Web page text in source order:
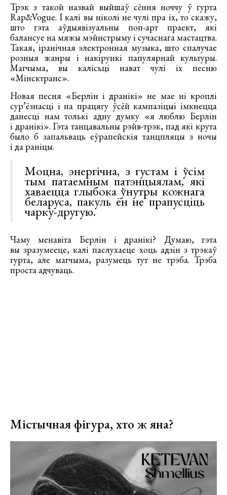
Трэк з такой назвай выйшаў сёння ноччу ў гурта
Rap&Vogue. І калі вы ніколі не чулі пра іх, то скажу,
што гэта аўдыявізуальны поп-арт праект, які
балансуе на мяжы мэйнстрыму і сучаснага мастацтва.
Такая, іранічная электронная музыка, што спалучае
розныя жанры і накірункі папулярнай культуры.
Магчыма, вы калісьці нават чулі іх песню
«Мінсктранс».
Новая песня «Берлін і дранікі» не мае ні кроплі
сур’ёзнасці і на працягу ўсёй кампазіцыі імкнецца
данесці нам толькі адну думку «я люблю Берлін
і дранікі». Гэта танцавальны рэйв-трэк, пад які крута
было б запальваць еўрапейскія танцпляцы з ночы
і да раніцы.
Моцна, энергічна, з густам і ўсім
тым патаемным патэнцыялам, які
хаваецца глыбока ўнутры кожнага
беларуса, пакуль ён не прапусціць
чарку-другую.
Чаму менавіта Берлін і дранікі? Думаю, гэта
вы зразумееце, калі паслухаеце хоць адзін з трэкаў
гурта, але магчыма, разумець тут не трэба. Трэба
проста адчуваць.
Містычная фігура, хто ж яна?